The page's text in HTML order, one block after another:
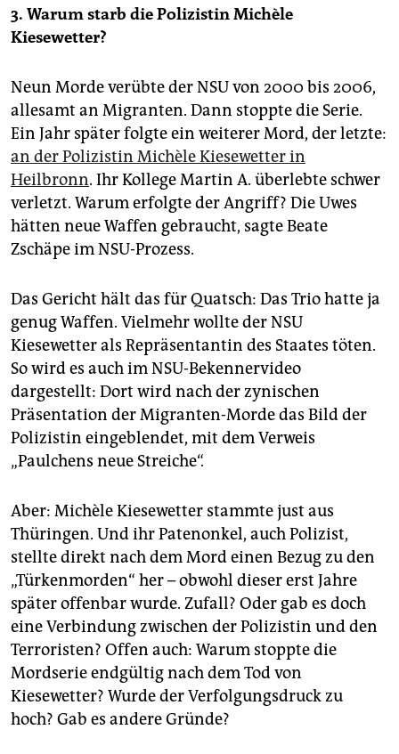
3. Warum starb die Polizistin Michèle
Kiesewetter?
Neun Morde verübte der NSU von 2000 bis 2006,
allesamt an Migranten. Dann stoppte die Serie.
Ein Jahr später folgte ein weiterer Mord, der letzte:
an der Polizistin Michèle Kiesewetter in
Heilbronn. Ihr Kollege Martin A. überlebte schwer
verletzt. Warum erfolgte der Angriff? Die Uwes
hätten neue Waffen gebraucht, sagte Beate
Zschäpe im NSU-Prozess.
Das Gericht hält das für Quatsch: Das Trio hatte ja
genug Waffen. Vielmehr wollte der NSU
Kiesewetter als Repräsentantin des Staates töten.
So wird es auch im NSU-Bekennervideo
dargestellt: Dort wird nach der zynischen
Präsentation der Migranten-Morde das Bild der
Polizistin eingeblendet, mit dem Verweis
„Paulchens neue Streiche“.
Aber: Michèle Kiesewetter stammte just aus
Thüringen. Und ihr Patenonkel, auch Polizist,
stellte direkt nach dem Mord einen Bezug zu den
„Türkenmorden“ her – obwohl dieser erst Jahre
später offenbar wurde. Zufall? Oder gab es doch
eine Verbindung zwischen der Polizistin und den
Terroristen? Offen auch: Warum stoppte die
Mordserie endgültig nach dem Tod von
Kiesewetter? Wurde der Verfolgungsdruck zu
hoch? Gab es andere Gründe?